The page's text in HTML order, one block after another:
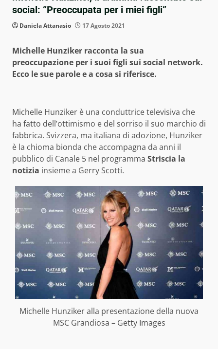
social: “Preoccupata per i miei figli”
Daniela Attanasio 17 Agosto 2021
Michelle Hunziker racconta la sua
preoccupazione per i suoi figli sui social network.
Ecco le sue parole e a cosa si riferisce.
Michelle Hunziker è una conduttrice televisiva che
ha fatto dell’ottimismo e del sorriso il suo marchio di
fabbrica. Svizzera, ma italiana di adozione, Hunziker
è la chioma bionda che accompagna da anni il
pubblico di Canale 5 nel programma Striscia la
notizia insieme a Gerry Scotti.
Michelle Hunziker alla presentazione della nuova
MSC Grandiosa – Getty Images